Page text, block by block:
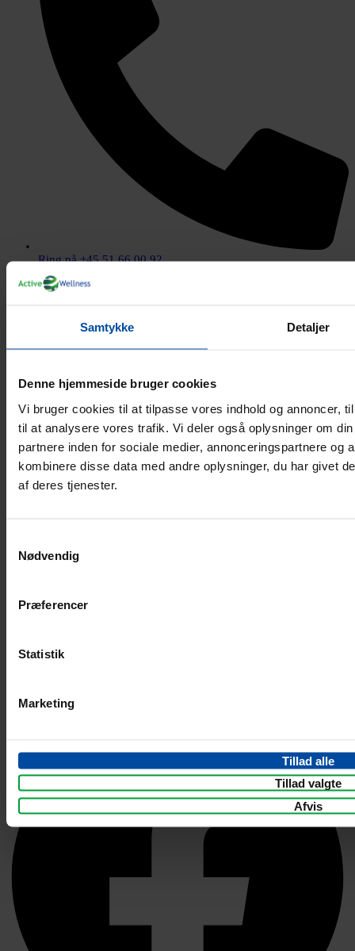
Samtykke Detaljer
Denne hjemmeside bruger cookies
Vi bruger cookies til at tilpasse vores indhold og annoncer,
til at analysere vores trafik. Vi deler også oplysninger om
partnere inden for sociale medier, annonceringspartnere og
kombinere disse data med andre oplysninger, du har givet
af deres tjenester.
Nødvendig
Præferencer
Statistik
Marketing
Tillad alle
Tillad valgte
Afvis
Ring på +45 51 66 00 92
Viborg Mobil:
Facebook